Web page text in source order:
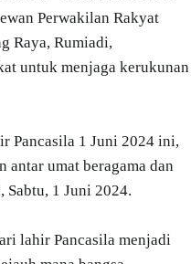
Perwakilan Rakyat
Raya, Rumiadi,
untuk menjaga kerukunan
Pancasila 1 Juni 2024 ini,
antar umat beragama dan
1 Juni 2024.
lahir Pancasila menjadi